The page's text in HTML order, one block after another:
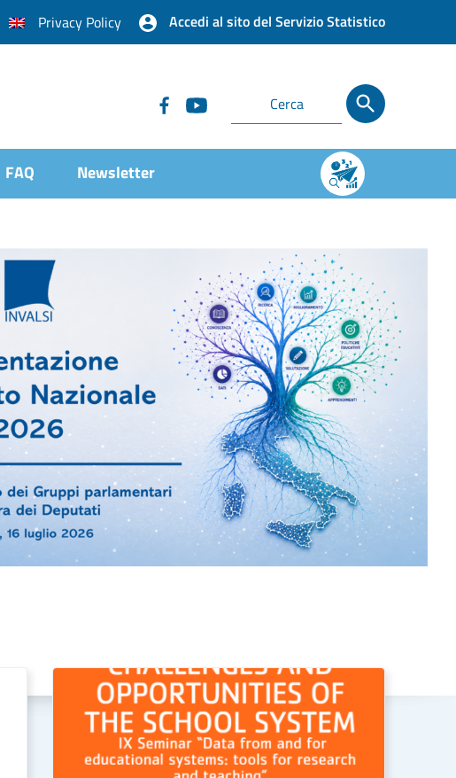
Privacy Policy Accedi al sito del Servizio Statistico
FAQ Newsletter